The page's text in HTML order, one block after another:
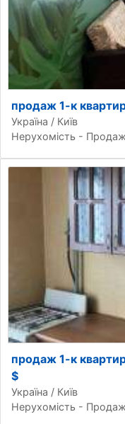
продаж 1-к
Україна / Київ
Нерухомість -
продаж 1-к
$
Україна / Київ
Нерухомість -